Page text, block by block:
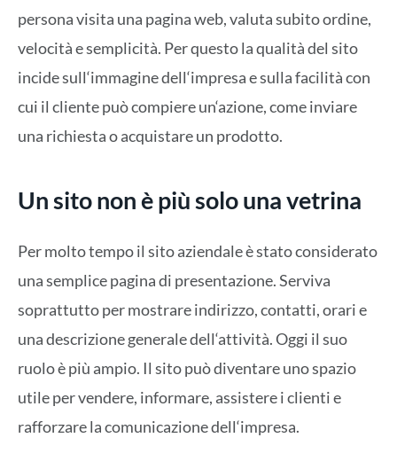
persona visita una pagina web, valuta subito ordine,
velocità e semplicità. Per questo la qualità del sito
incide sull‘immagine dell‘impresa e sulla facilità con
cui il cliente può compiere un‘azione, come inviare
una richiesta o acquistare un prodotto.
Un sito non è più solo una vetrina
Per molto tempo il sito aziendale è stato considerato
una semplicepagina di presentazione. Serviva
soprattutto per mostrare indirizzo, contatti, orari e
una descrizione generale dell‘attività. Oggi il suo
ruolo è più ampio. Il sito può diventare uno spazio
utile per vendere, informare, assistere i clienti e
rafforzare la comunicazione dell‘impresa.